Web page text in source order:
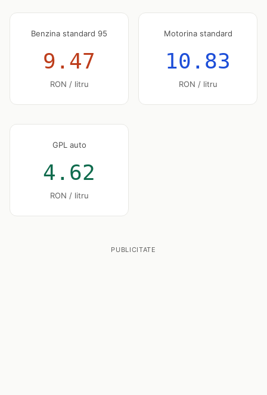
Benzina standard 95
9.47
RON / litru
Motorina standard
10.83
RON / litru
GPL auto
4.62
RON / litru
PUBLICITATE